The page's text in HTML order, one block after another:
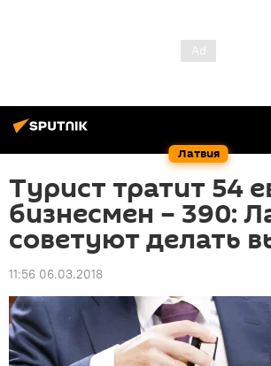
Латвия
Турист тратит 54
бизнесмен – 390:
советуют делать
11:56 06.03.2018